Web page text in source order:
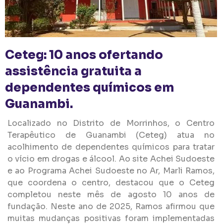
Ceteg: 10 anos ofertando
assistência gratuita a
dependentes químicos em
Guanambi.
Localizado no Distrito de Morrinhos, o Centro
Terapêutico de Guanambi (Ceteg) atua no
acolhimento de dependentes químicos para tratar
o vício em drogas e álcool. Ao site Achei Sudoeste
e ao Programa Achei Sudoeste no Ar, Marli Ramos,
que coordena o centro, destacou que o Ceteg
completou neste mês de agosto 10 anos de
fundação. Neste ano de 2025, Ramos afirmou que
muitas mudanças positivas foram implementadas